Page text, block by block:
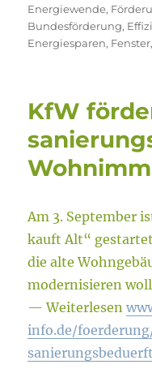
am
Energiewende,
Bundesförderung,
Energiesparen, Fenster
KfW
Am 3. September
kauft Alt“
die alte
modernisieren
— Weiterlesen
info.de/